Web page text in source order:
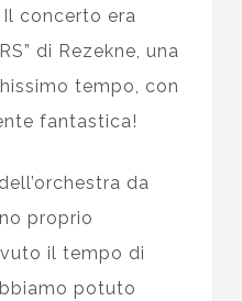
concerto era
di Rezekne, una
tempo, con
fantastica!
da
proprio
il tempo di
potuto